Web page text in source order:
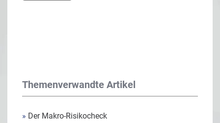
Themenverwandte Artikel
» Der Makro-Risikocheck